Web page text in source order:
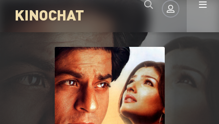
KINOCHAT
Авторизация